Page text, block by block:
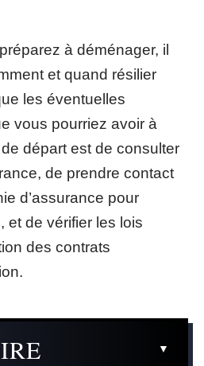
à déménager, il
et quand résilier
les éventuelles
vous pourriez avoir à
départ est de consulter
de prendre contact
d’assurance pour
et de vérifier les lois
des contrats